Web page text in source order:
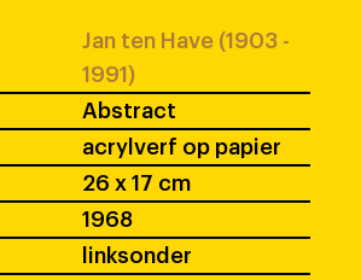
Jan ten Have (1903 -
1991)
Abstract
acrylverf op papier
26 x 17 cm
1968
linksonder